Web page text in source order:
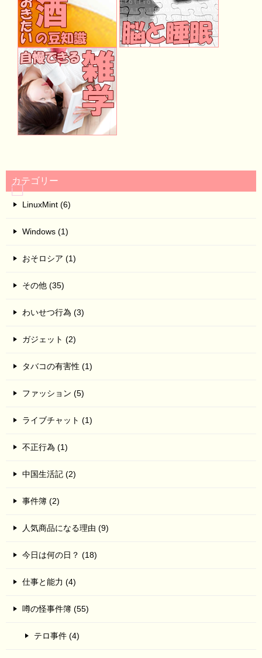
カテゴリー
LinuxMint (6)
Windows (1)
おそロシア (1)
その他 (35)
わいせつ行為 (3)
ガジェット (2)
タバコの有害性 (1)
ファッション (5)
ライブチャット (1)
不正行為 (1)
中国生活記 (2)
事件簿 (2)
人気商品になる理由 (9)
今日は何の日？ (18)
仕事と能力 (4)
噂の怪事件簿 (55)
テロ事件 (4)